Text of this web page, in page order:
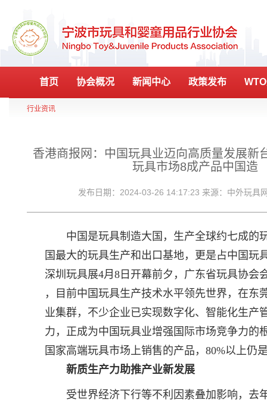
首页 协会概况 新闻中心 政策发布
行业资讯
香港商报网：中国玩具业迈向高质量发展新
玩具市场8成产品中国造
发布日期：2024-03-26 14:17:23 来源：中外玩具
中国是玩具制造大国，生产全球约七成的
国最大的玩具生产和出口基地，更是占中国玩
深圳玩具展4月8日开幕前夕，广东省玩具协会
，目前中国玩具生产技术水平领先世界，在东
业集群，不少企业已实现数字化、智能化生产
力，正成为中国玩具业增强国际市场竞争力的
国家高端玩具市场上销售的产品，80%以上仍
新质生产力助推产业新发展
受世界经济下行等不利因素叠加影响，去